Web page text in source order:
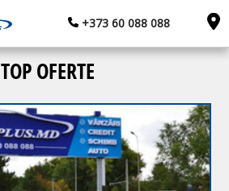
+373 60 088 088
TOP OFERTE